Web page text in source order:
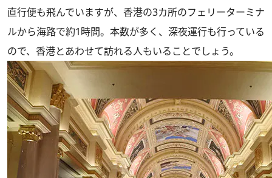
直行便も飛んでいますが、香港の3カ所のフェリーターミナ
ルから海路で約1時間。本数が多く、深夜運行も行っている
ので、香港とあわせて訪れる人もいることでしょう。